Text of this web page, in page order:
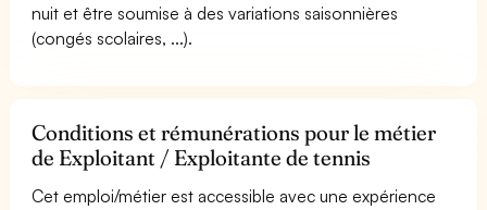
nuit et être soumise à des variations saisonnières
(congés scolaires, ...).
Conditions et rémunérations pour le métier
de Exploitant / Exploitante de tennis
Cet emploi/métier est accessible avec une expérience